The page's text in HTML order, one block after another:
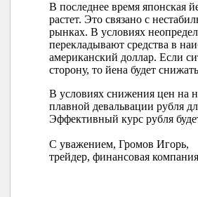
В последнее время
растет. Это связано с
рынках. В условиях
перекладывают средства в
американский доллар. Если
сторону, то йена будет
В условиях снижения цен на
плавной девальвации рубля
Эффективный курс рубля
С уважением, Громов Игорь,
трейдер, финансовая